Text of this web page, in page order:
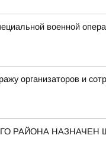
военной
организаторов и
РАЙОНА